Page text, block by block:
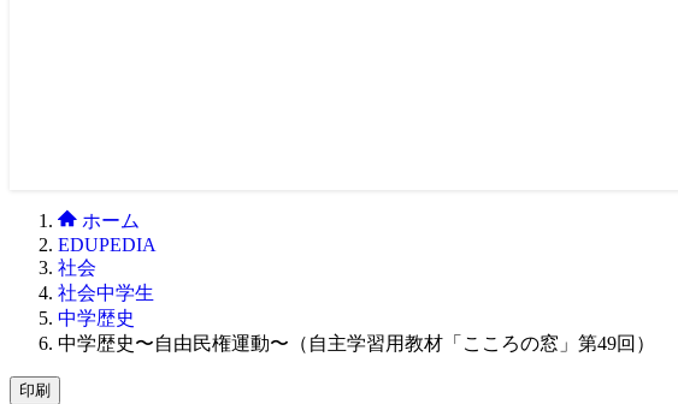
ホーム
EDUPEDIA
社会
社会中学生
中学歴史
中学歴史〜自由民権運動〜（自主学習用教材「こころの窓」第49回）
印刷